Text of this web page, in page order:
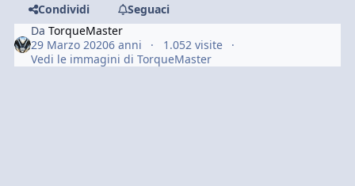
Condividi
Seguaci
DaTorqueMaster
29 Marzo 20206 anni
1.052 visite
Vedi le immagini di TorqueMaster